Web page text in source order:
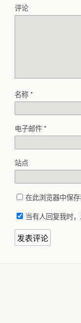
评论
名称*
电子邮件*
站点
在此浏览器中保
当有人回复我时